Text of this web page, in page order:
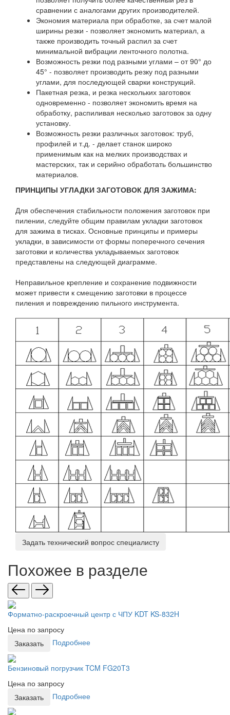
сравнении с аналогами других производителей.
Экономия материала при обработке, за счет малой
ширины резки - позволяет экономить материал, а
также производить точный распил за счет
минимальной вибрации ленточного полотна.
Возможность резки под разными углами – от 90° до
45° - позволяет производить резку под разными
углами, для последующей сварки конструкций.
Пакетная резка, и резка нескольких заготовок
одновременно - позволяет экономить время на
обработку, распиливая несколько заготовок за одну
установку.
Возможность резки различных заготовок: труб,
профилей и т.д. - делает станок широко
применимым как на мелких производствах и
мастерских, так и серийно обработать большинство
материалов.
ПРИНЦИПЫ УГЛАДКИ ЗАГОТОВОК ДЛЯ ЗАЖИМА:
Для обеспечения стабильности положения заготовок при
пилении, следуйте общим правилам укладки заготовок
для зажима в тисках. Основные принципы и примеры
укладки, в зависимости от формы поперечного сечения
заготовки и количества укладываемых заготовок
представлены на следующей диаграмме.
Неправильное крепление и сохранение подвижности
может привести к смещению заготовки в процессе
пиления и повреждению пильного инструмента.
Задать технический вопрос специалисту
Похожее в разделе
Форматно-раскроечный центр с ЧПУ KDT KS-832H
Цена по запросу
Заказать
Подробнее
Бензиновый погрузчик TCM FG20T3
Цена по запросу
Заказать
Подробнее